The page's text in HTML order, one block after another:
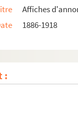
Affiches
1886-1918
: